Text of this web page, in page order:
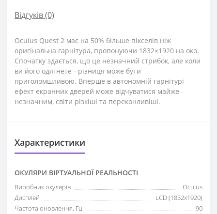
Відгуків (0)
Oculus Quest 2 має на 50% більше пікселів ніж
оригінальна гарнітура, пропонуючи 1832×1920 на око.
Спочатку здається, що це незначний стрибок, але коли
ви його одягнете - різниця може бути
приголомшливою. Вперше в автономній гарнітурі
ефект екранних дверей може відчуватися майже
незначним, світи різкіші та переконливіші.
Характеристики
ОКУЛЯРИ ВІРТУАЛЬНОЇ РЕАЛЬНОСТІ
Виробник окулярів
Oculus
Дисплей
LCD (1832x1920)
Частота оновлення, Гц
90